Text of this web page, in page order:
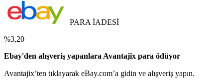
PARA İADESİ
%3,20
Ebay'den alışveriş yapanlara Avantajix para ödüyor
Avantajix’ten tıklayarak eBay.com’a gidin ve alışveriş yapın.